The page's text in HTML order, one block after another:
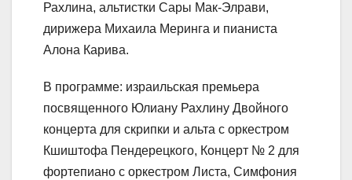
Рахлина, альтистки Сары Мак-Элрави,
дирижера Михаила Меринга и пианиста
Алона Карива.
В программе: израильская премьера
посвященного Юлиану Рахлину Двойного
концерта для скрипки и альта с оркестром
Кшиштофа Пендерецкого, Концерт № 2 для
фортепиано с оркестром Листа, Симфония